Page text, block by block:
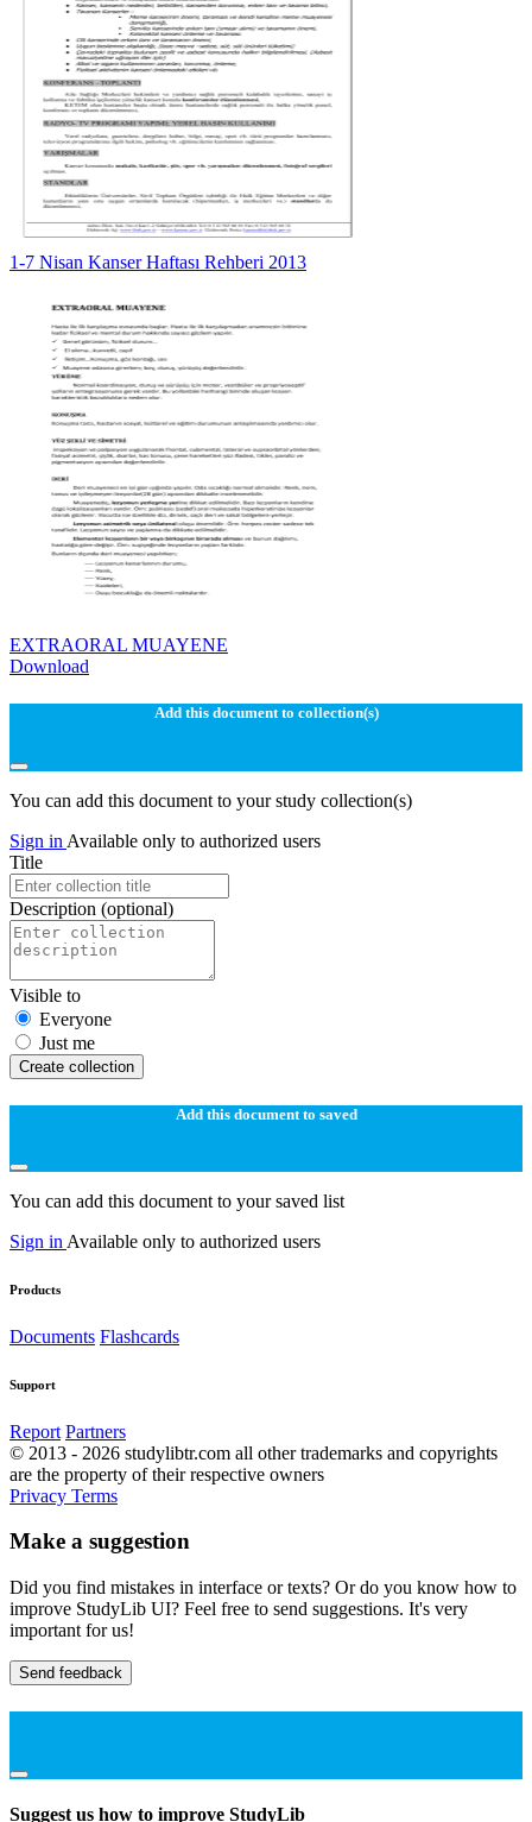
1-7 Nisan Kanser Haftası Rehberi 2013
EXTRAORAL MUAYENE
Download
Add this document to collection(s)
You can add this document to your study collection(s)
Sign in Available only to authorized users
Title
Description (optional)
Visible to
Everyone
Just me
Create collection
Add this document to saved
You can add this document to your saved list
Sign in Available only to authorized users
Products
Documents Flashcards
Support
Report Partners
© 2013 - 2026 studylibtr.com all other trademarks and copyrights
are the property of their respective owners
Privacy Terms
Make a suggestion
Did you find mistakes in interface or texts? Or do you know how to
improve StudyLib UI? Feel free to send suggestions. It's very
important for us!
Send feedback
Suggest us how to improve StudyLib